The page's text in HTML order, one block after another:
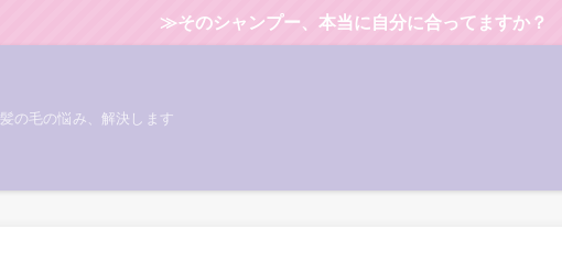
≫そのシャンプー、本当に自分に合ってますか？
髪の毛の悩み、解決します